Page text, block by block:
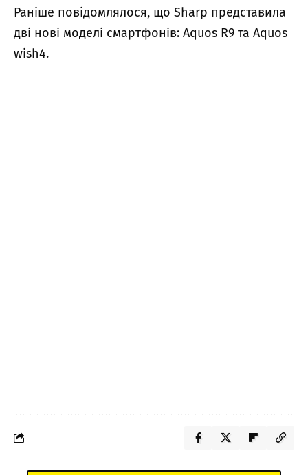
Раніше повідомлялося, що Sharp представила
дві нові моделі смартфонів: Aquos R9 та Aquos
wish4.